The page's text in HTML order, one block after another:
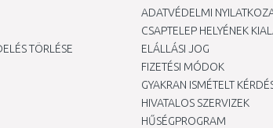
TÖRLÉSE
ADATVÉDELMI
CSAPTELEP HELYÉNEK
ELÁLLÁSI JOG
FIZETÉSI MÓDOK
GYAKRAN ISMÉTELT
HIVATALOS SZERVIZEK
HŰSÉGPROGRAM